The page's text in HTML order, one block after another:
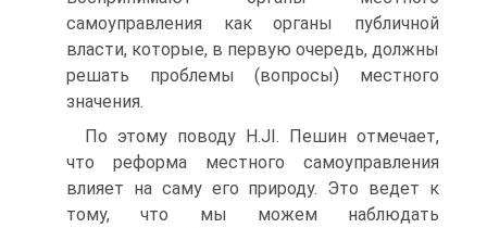
самоуправления как органы публичной
власти, которые, в первую очередь, должны
решать проблемы (вопросы) местного
значения.
По этому поводу H.JI. Пешин отмечает,
что реформа местного самоуправления
влияет на саму его природу. Это ведет к
тому, что мы можем наблюдать